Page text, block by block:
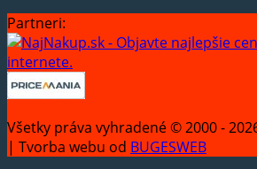
Partneri:
Všetky práva vyhradené © 2000 -
| Tvorba webu od BUGESWEB